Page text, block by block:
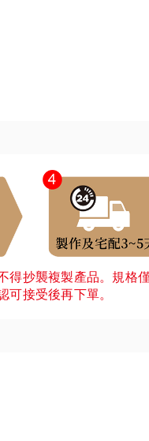
抄襲複製產品。規格
接受後再下單。